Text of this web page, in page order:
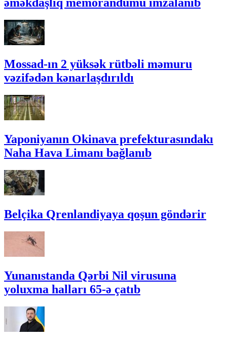
əməkdaşlıq memorandumu imzalanıb
Mossad-ın 2 yüksək rütbəli məmuru
vəzifədən kənarlaşdırıldı
Yaponiyanın Okinava prefekturasındakı
Naha Hava Limanı bağlanıb
Belçika Qrenlandiyaya qoşun göndərir
Yunanıstanda Qərbi Nil virusuna
yoluxma halları 65-ə çatıb